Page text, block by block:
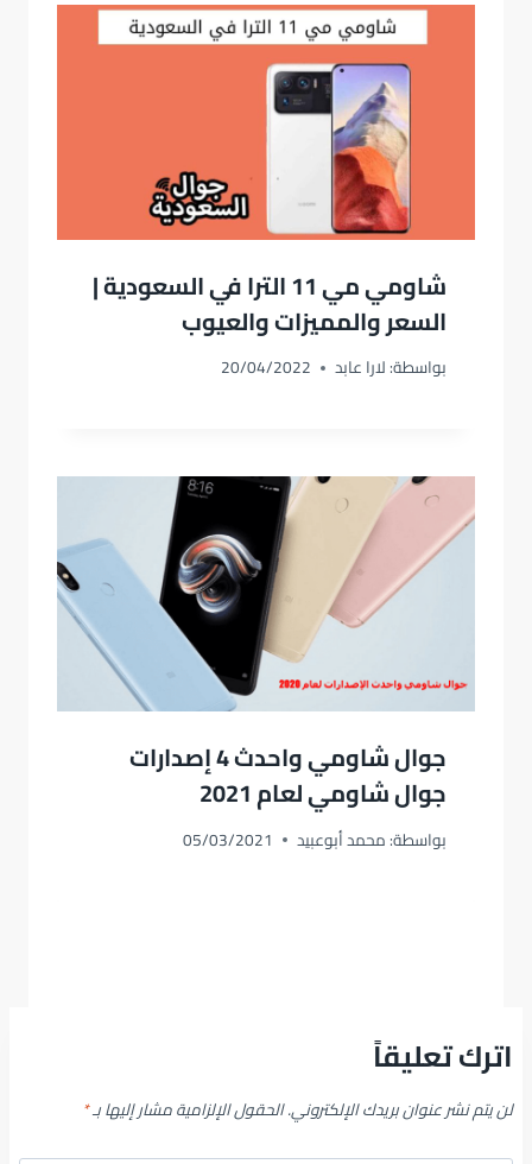
شاومي مي 11 الترا في السعودية |
السعر والمميزات والعيوب
بواسطة:لارا عابد 20/04/2022
جوال شاومي واحدث 4 إصدارات
جوال شاومي لعام 2021
بواسطة:محمد أبوعبيد 05/03/2021
اترك تعليقاً
لن يتم نشر عنوان بريدك الإلكتروني.الحقول الإلزامية مشار إليها بـ*